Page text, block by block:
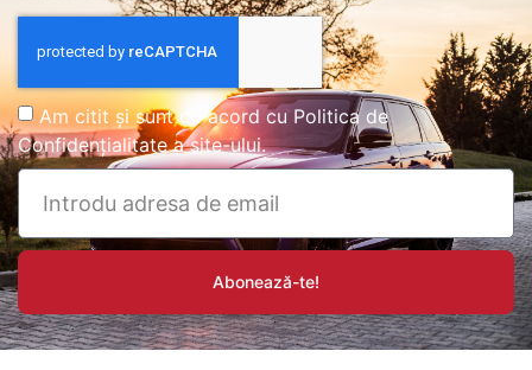
Am citit și sunt de acord cu Politica de
Confidențialitatea site-ului.
Abonează-te!